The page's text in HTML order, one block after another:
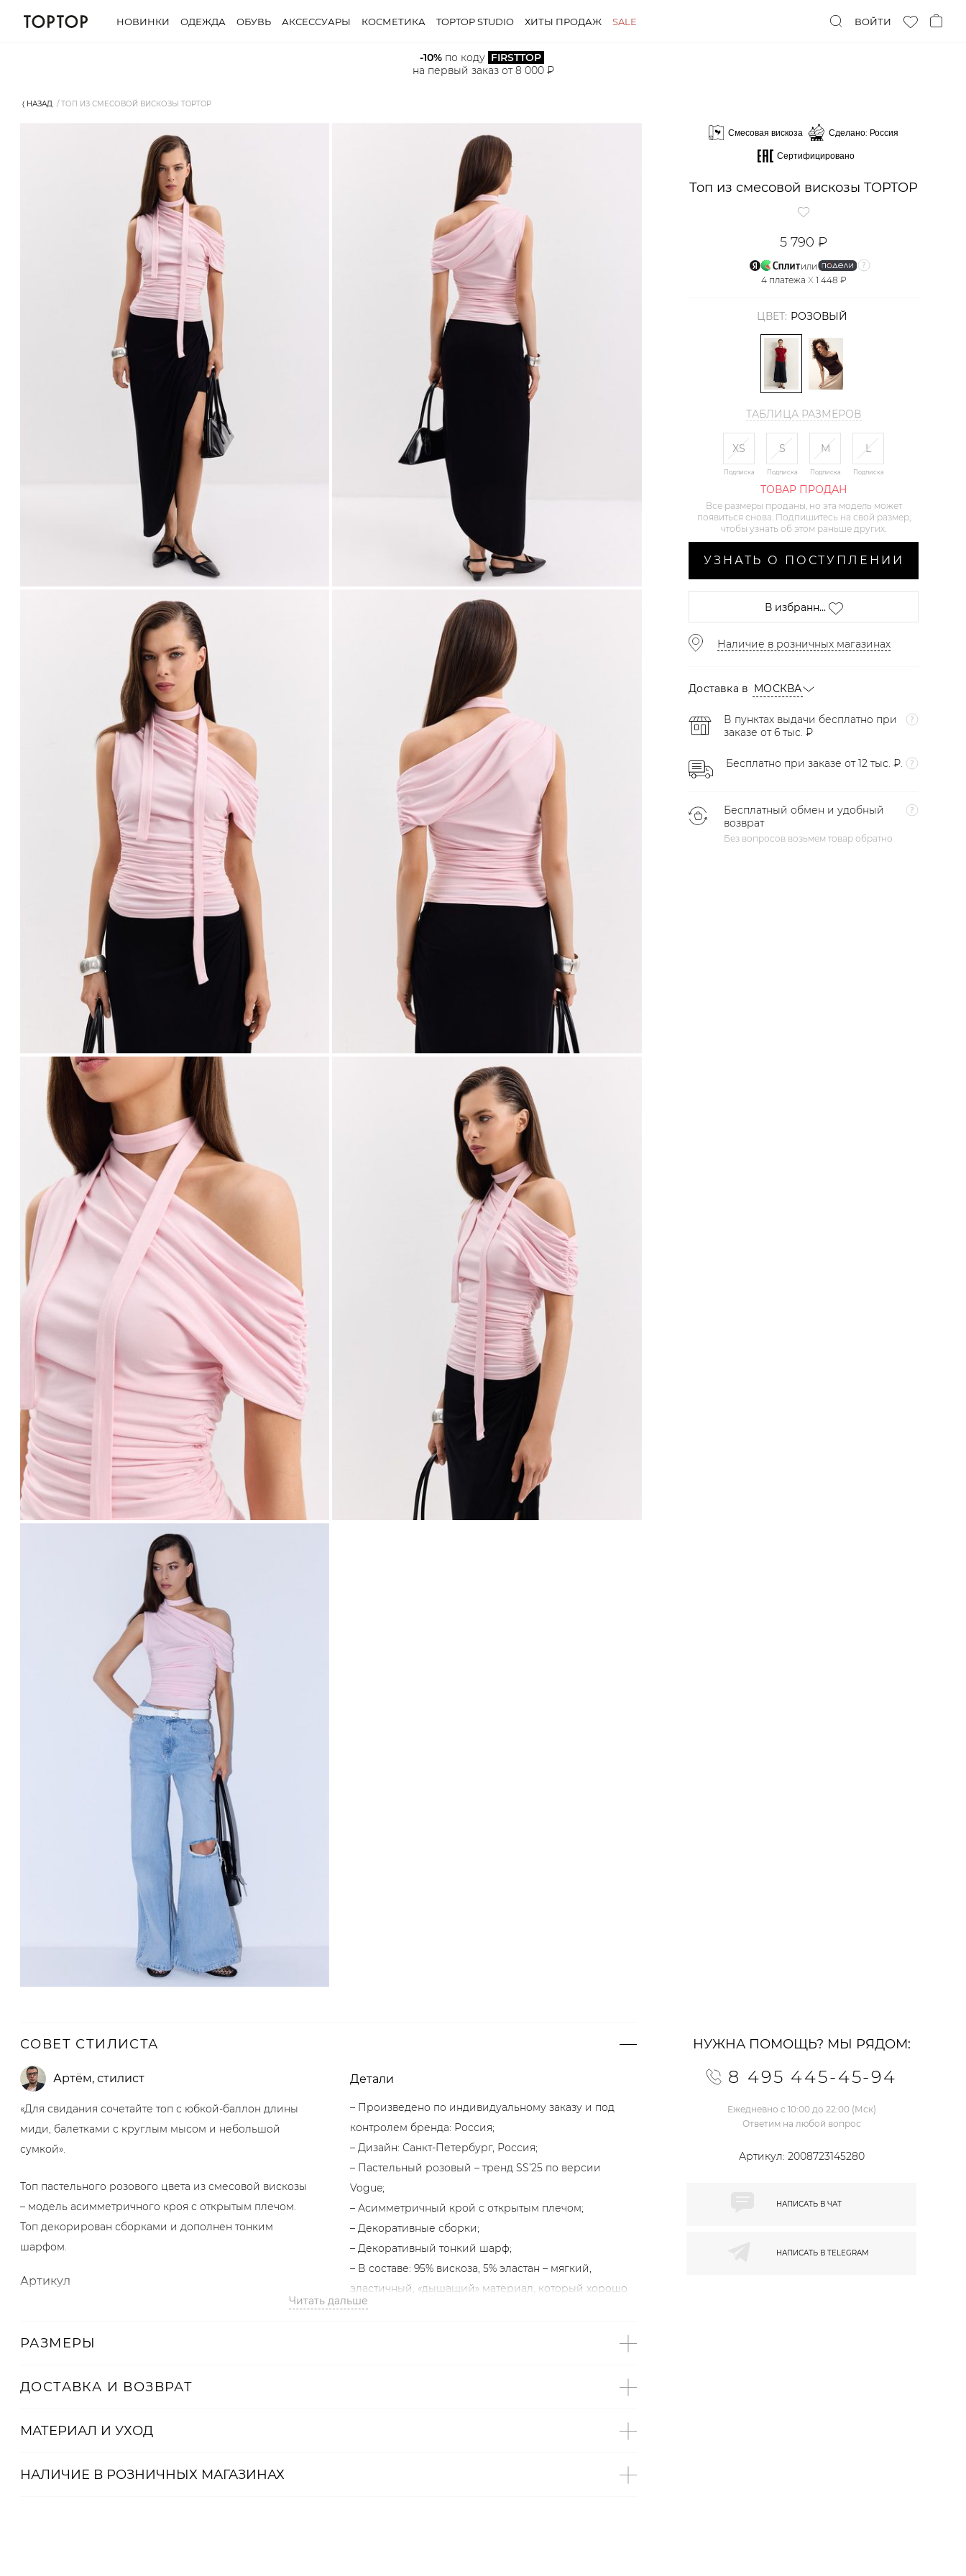
НОВИНКИ ОДЕЖДА ОБУВЬ АКСЕССУАРЫ КОСМЕТИКА TOPTOP STUDIO ХИТЫ ПРОДАЖ SALE ВОЙТИ
-10% по коду FIRSTTOP
на первый заказ от 8 000 ₽
⟨ НАЗАД ТОП ИЗ СМЕСОВОЙ ВИСКОЗЫ TOPTOP
Смесовая вискоза
Сделано: Россия
Сертифицировано
Топ из смесовой вискозы TOPTOP
5 790 ₽
или
4 платежа X 1 448 ₽
ЦВЕТ: РОЗОВЫЙ
ТАБЛИЦА РАЗМЕРОВ
XS
Подписка
S
Подписка
M
Подписка
L
Подписка
ТОВАР ПРОДАН
Все размеры проданы, но эта модель может
появиться снова. Подпишитесь на свой размер,
чтобы узнать об этом раньше других.
УЗНАТЬ О ПОСТУПЛЕНИИ
В избранн...
Наличие в розничных магазинах
Доставка в МОСКВА
В пунктах выдачи бесплатно при
заказе от 6 тыс. ₽
Бесплатно при заказе от 12 тыс. ₽.
Бесплатный обмен и удобный
возврат
Без вопросов возьмем товар обратно
СОВЕТ СТИЛИСТА
Артём, стилист
«Для свидания сочетайте топ с юбкой-баллон длины
миди, балетками с круглым мысом и небольшой
сумкой».
Топ пастельного розового цвета из смесовой вискозы
– модель асимметричного кроя с открытым плечом.
Топ декорирован сборками и дополнен тонким
шарфом.
Артикул
Детали
– Произведено по индивидуальному заказу и под
контролем бренда: Россия;
– Дизайн: Санкт-Петербург, Россия;
– Пастельный розовый – тренд SS’25 по версии
Vogue;
– Асимметричный крой с открытым плечом;
– Декоративные сборки;
– Декоративный тонкий шарф;
– В составе: 95% вискоза, 5% эластан – мягкий,
эластичный, «дышащий» материал, который хорошо
сохраняет форму и цвет.
Читать дальше
РАЗМЕРЫ
ДОСТАВКА И ВОЗВРАТ
МАТЕРИАЛ И УХОД
НАЛИЧИЕ В РОЗНИЧНЫХ МАГАЗИНАХ
НУЖНА ПОМОЩЬ? МЫ РЯДОМ:
8 495 445-45-94
Ежедневно с 10:00 до 22:00 (Мск)
Ответим на любой вопрос
Артикул: 2008723145280
НАПИСАТЬ В ЧАТ
НАПИСАТЬ В TELEGRAM